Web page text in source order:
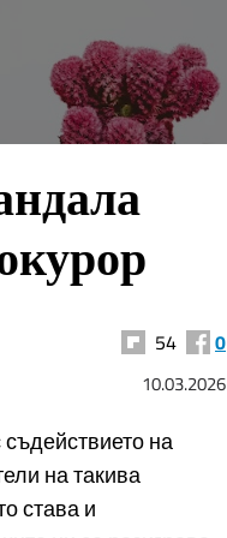
54 0
10.03.2026
на
на такива
става и